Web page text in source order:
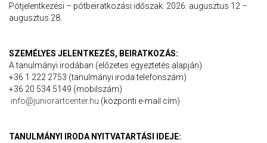
Pótjelentkezési – pótbeiratkozási időszak: 2026. augusztus 12 –
augusztus 28.
SZEMÉLYES JELENTKEZÉS, BEIRATKOZÁS:
A tanulmányi irodában (előzetes egyeztetés alapján)
+36 1 222 2753 (tanulmányi iroda telefonszám)
+36 20 534 5149 (mobilszám)
info@juniorartcenter.hu (központi e-mail cím)
TANULMÁNYI IRODA NYITVATARTÁSI IDEJE: